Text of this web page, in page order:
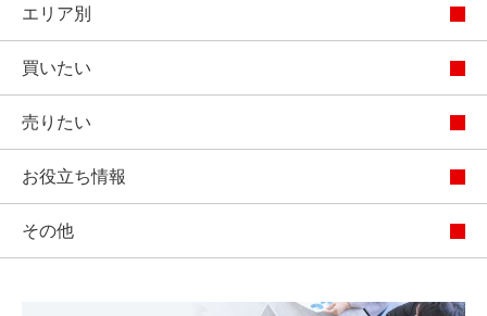
エリア別
買いたい
売りたい
お役立ち情報
その他